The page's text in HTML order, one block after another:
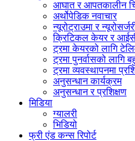
आघात र आपतकालीन
अर्थोपेडिक नवाचार
न्यूरोट्राउमा र
क्रिटिकल केयर र
ट्रमा केयरको लागि
ट्रमा पुनर्वासको लागि
ट्रमा व्यवस्थापनमा
अनुसन्धान कार्यक्रम
अनुसन्धान र प्रशिक्षण
मिडिया
ग्यालरी
भिडियो
फ्री एंड कन्स रिपोर्ट